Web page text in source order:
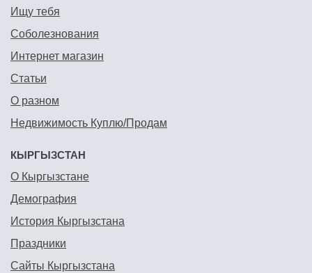
Ищу тебя
Соболезнования
Интернет магазин
Статьи
О разном
Недвижимость Куплю/Продам
КЫРГЫЗСТАН
О Кыргызстане
Демография
История Кыргызстана
Праздники
Сайты Кыргызстана